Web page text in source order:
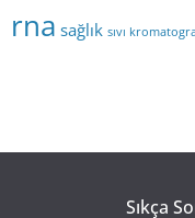
rna sağlık sıvı
Sıkça